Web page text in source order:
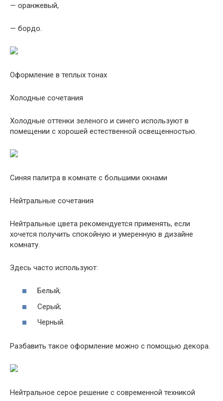
— оранжевый,
— бордо.
Оформление в теплых тонах
Холодные сочетания
Холодные оттенки зеленого и синего используют в
помещении с хорошей естественной освещенностью.
Синяя палитра в комнате с большими окнами
Нейтральные сочетания
Нейтральные цвета рекомендуется применять, если
хочется получить спокойную и умеренную в дизайне
комнату.
Здесь часто используют:
Белый;
Серый;
Черный.
Разбавить такое оформление можно с помощью декора.
Нейтральное серое решение с современной техникой